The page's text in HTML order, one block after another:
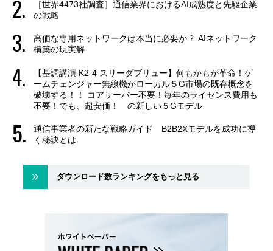
［世界4473社調査］通信業界におけるAI成熟度と先駆企業
の戦略
高価な専用ネットワークは本当に必要か？ AIネットワーク
構築の現実解
【基調講演 K2-4 スリーダブリュー】何もかもが革命！ゲ
ームチェンジャー無線機がローカル５G市場の既存概念を
破壊する！！ コアサーバー不要！毎年のライセンス費用も
不要！でも、超安価！ の新しい５Gモデル
通信事業者の新たな戦略ガイド B2B2Xモデルを成功に導
く秘訣とは
ダウンロード数ランキングをもっと見る